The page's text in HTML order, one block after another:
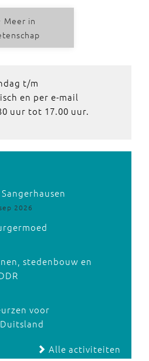
Meer in
t/m
en per e-mail
uur tot 17.00 uur.
2026
stedenbouw en
voor
Alle activiteiten